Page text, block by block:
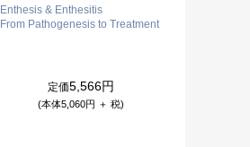
Enthesis & Enthesitis
From Pathogenesis to Treatment
定価5,566円
(本体5,060円 ＋ 税)